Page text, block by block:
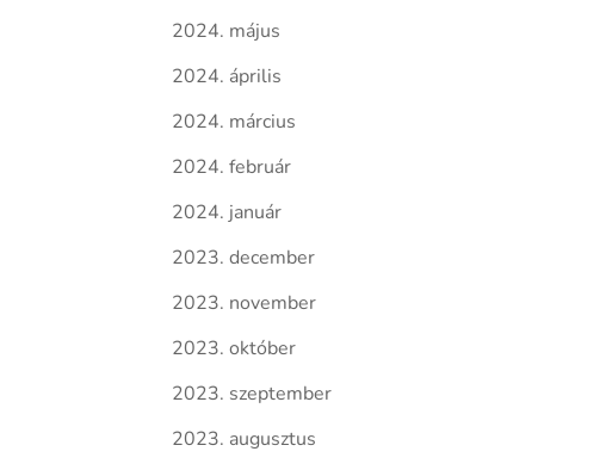
2024. május
2024. április
2024. március
2024. február
2024. január
2023. december
2023. november
2023. október
2023. szeptember
2023. augusztus